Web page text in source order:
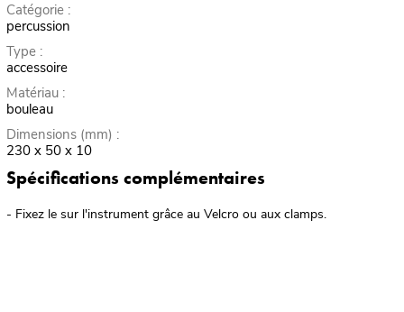
Catégorie :
percussion
Type :
accessoire
Matériau :
bouleau
Dimensions (mm) :
230 x 50 x 10
Spécifications complémentaires
- Fixez le sur l'instrument grâce au Velcro ou aux clamps.